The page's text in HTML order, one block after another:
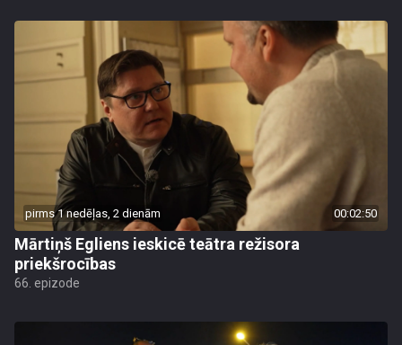
pirms 1 nedēļas, 2 dienām 00:02:50
Mārtiņš Egliens ieskicē teātra režisora
priekšrocības
66. epizode